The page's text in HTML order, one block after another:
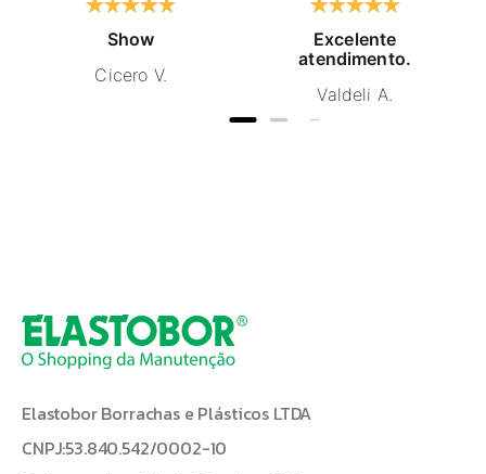
Show
Cicero V.
Excelente
atendimento.
Valdeli A.
Elastobor Borrachas e Plásticos LTDA
CNPJ:53.840.542/0002-10